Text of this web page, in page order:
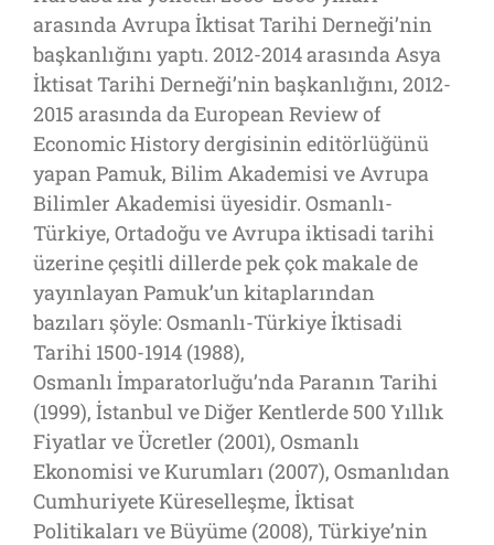
arasında Avrupa İktisat Tarihi Derneği’nin
başkanlığını yaptı. 2012-2014 arasında Asya
İktisat Tarihi Derneği’nin başkanlığını, 2012-
2015 arasında da European Review of
Economic History dergisinin editörlüğünü
yapan Pamuk, Bilim Akademisi ve Avrupa
Bilimler Akademisi üyesidir. Osmanlı-
Türkiye, Ortadoğu ve Avrupa iktisadi tarihi
üzerine çeşitli dillerde pek çok makale de
yayınlayan Pamuk’un kitaplarından
bazıları şöyle: Osmanlı-Türkiye İktisadi
Tarihi 1500-1914 (1988),
Osmanlı İmparatorluğu’nda Paranın Tarihi
(1999), İstanbul ve Diğer Kentlerde 500 Yıllık
Fiyatlar ve Ücretler (2001), Osmanlı
Ekonomisi ve Kurumları (2007), Osmanlıdan
Cumhuriyete Küreselleşme, İktisat
Politikaları ve Büyüme (2008), Türkiye’nin